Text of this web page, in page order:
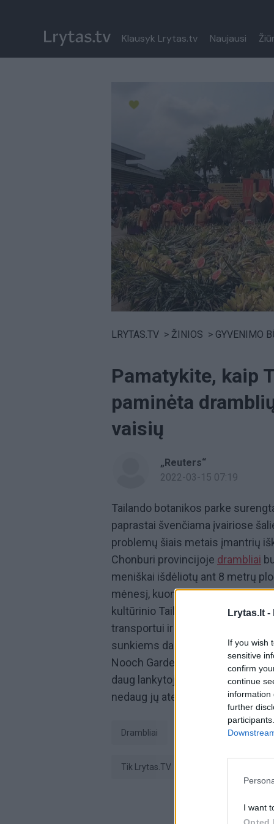
Lrytas.lt -
If you wish
sensitive
confirm
continue
information
further
I want
Klausyk Lrytas.tv Naujausi
LRYTAS.TV > ŽINIOS > GYVENIMO
Pamatykite, kaip
paminėta
vaisių
„Reuters“
2022-03-15 07:19
Tailando botanikos parke
paprastai švenčiama įvairiose
problemų šiais metais įmantrių
Chonburi provincijoje drambliai
meniškai išdėliotų ant 8 metrų
mėnesį, kuomet įvertinami ir
kultūrinio Tailando identiteto
transportui ir mūšio lauko
sunkiems darbams, tokiems
Nooch Garden prezidentas.
daug lankytojų, tačiau
nedaug jų ateina aplankyti.
drambliai Botanikos sodas
tik Lrytas.TV